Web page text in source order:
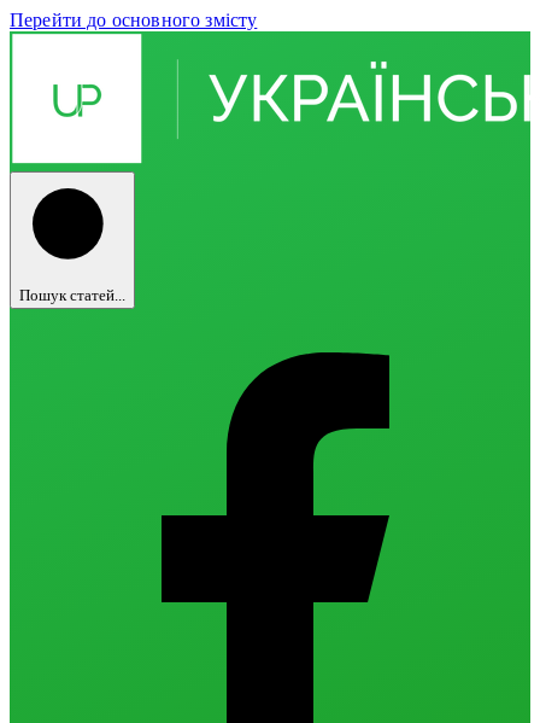
Перейти до основного змісту
Пошук статей...